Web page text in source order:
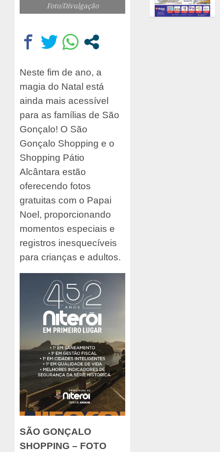
Foto/Divulgação
Neste fim de ano, a
magia do Natal está
ainda mais acessível
para as famílias de São
Gonçalo! O São
Gonçalo Shopping e o
Shopping Pátio
Alcântara estão
oferecendo fotos
gratuitas com o Papai
Noel, proporcionando
momentos especiais e
registros inesquecíveis
para crianças e adultos.
SÃO GONÇALO
SHOPPING – FOTO